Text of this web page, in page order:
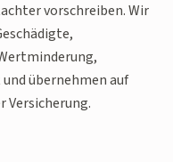
vorschreiben. Wir
übernehmen auf
Versicherung.